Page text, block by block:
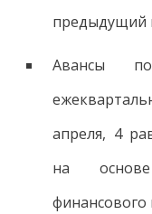
предыдущий
Авансы по
апреля, 4
на
финансового